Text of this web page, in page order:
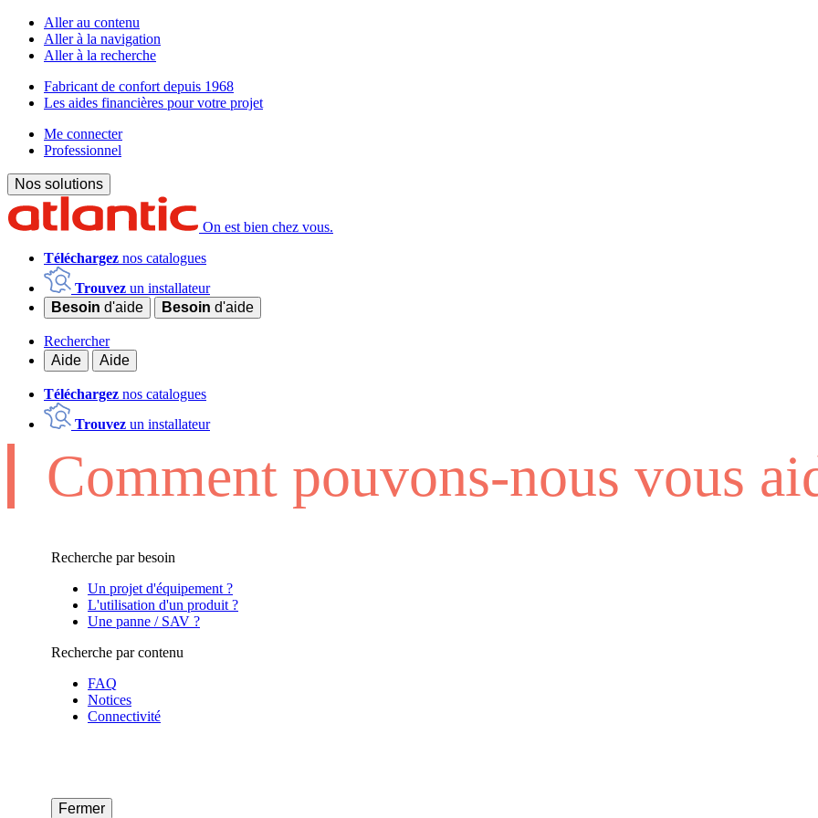
Aller au contenu
Aller à la navigation
Aller à la recherche
Fabricant de confort depuis 1968
Les aides financières pour votre projet
Me connecter
Professionnel
Nos solutions
On est bien chez vous.
Téléchargez nos catalogues
Trouvez un installateur
Besoin d'aide Besoin d'aide
Rechercher
Aide
Aide
Téléchargez nos catalogues
Trouvez un installateur
Comment pouvons-nous vous
Recherche par besoin
Un projet d'équipement ?
L'utilisation d'un produit ?
Une panne / SAV ?
Recherche par contenu
FAQ
Notices
Connectivité
Fermer